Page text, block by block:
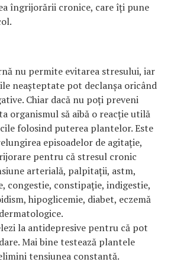
îngrijorării cronice, care îți pune
nu permite evitarea stresului, iar
neașteptate pot declanșa oricând
Chiar dacă nu poți preveni
organismul să aibă o reacție utilă
folosind puterea plantelor. Este
episoadelor de agitație,
pentru că stresul cronic
arterială, palpitații, astm,
congestie, constipație, indigestie,
hipoglicemie, diabet, eczemă
la antidepresive pentru că pot
Mai bine testează plantele
tensiunea constantă.